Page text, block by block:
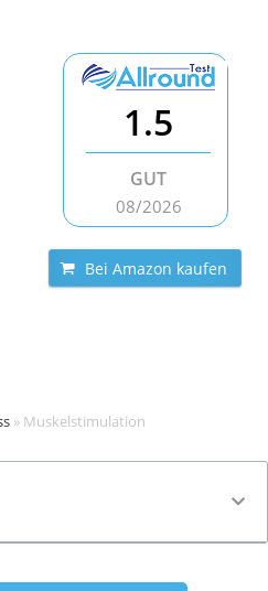
1.5
GUT
08/2026
Bei Amazon kaufen
» Muskelstimulation